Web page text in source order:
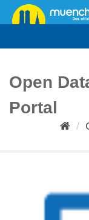
Überspringen
zum
Open
Portal